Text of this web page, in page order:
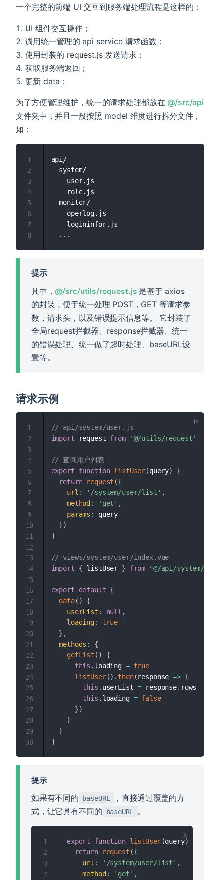
一个完整的前端 UI 交互到服务端处理流程是这样的：
UI 组件交互操作；
调用统一管理的 api service 请求函数；
使用封装的 request.js 发送请求；
获取服务端返回；
更新 data；
为了方便管理维护，统一的请求处理都放在 @/src/api
(opens new window)
文件夹中，并且一般按照 model 维度进行拆分文件，
如：
api/
  system/
    user.js
    role.js
  monitor/
    operlog.js
1
2
3
4
5
6
7
8
提示
其中， @/src/utils/request.js (opens new window)
是基于 axios
的封装，便于统一处理 POST，GET 等请求参
数，请求头，以及错误提示信息等。 它封装了
全局request拦截器、response拦截器、统一
的错误处理、统一做了超时处理、baseURL设
置等。
请求示例
// api/system/user.js
import request from '@/utils/request'
// 查询用户列表
export
function listUser(query)
{
return
request ({
url : '/system/user/list' ,
method : 'get' ,
params :
query
})
}
// views/system/user/index.vue
import
{ listUser } from "@/api/system/
export default
{
data( )
{
userList : null ,
loading:
true
} ,
methods :
{
getList ( )
{
this . loading = true
listUser( ) . then( response => {
this . userList = response. rows
this . loading = false
})
}
}
}
1
2
3
4
5
6
7
8
9
10
11
12
13
14
15
16
17
18
19
20
21
22
23
24
25
26
27
28
29
30
提示
如果有不同的
baseURL
，直接通过覆盖的方
式，让它具有不同的
baseURL 。
export function listUser(query)
return
request ({
url : '/system/user/list' ,
method : 'get' ,
1
2
3
4